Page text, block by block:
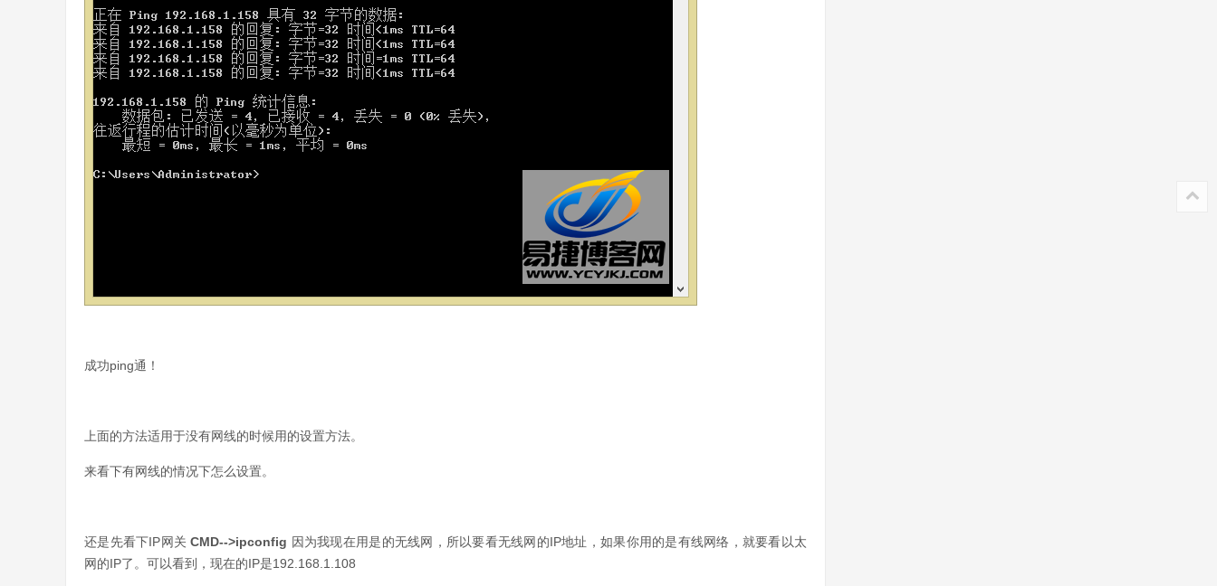
成功ping通！
上面的方法适用于没有网线的时候用的设置方法。
来看下有网线的情况下怎么设置。
还是先看下IP网关CMD-->ipconfig 因为我现在用是的无线网，所以要看无线网的IP地址，如果你用的是有线网络，就要看以太
网的IP了。可以看到，现在的IP是192.168.1.108